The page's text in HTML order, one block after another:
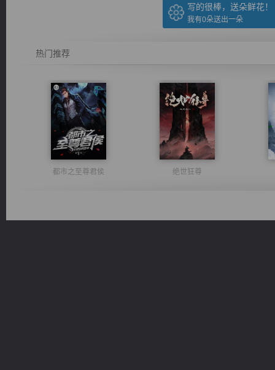
写的很棒，送朵鲜花！
我有0朵送出一朵
热门推荐
都市之至尊君侯 绝世狂尊